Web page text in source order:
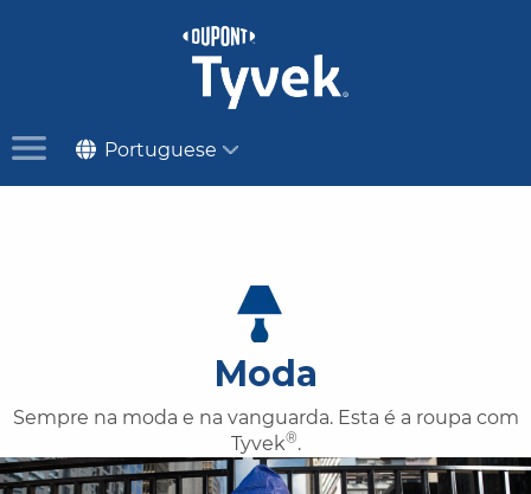
Portuguese
Moda
Sempre na moda e na vanguarda. Esta é a roupa com
Tyvek®.